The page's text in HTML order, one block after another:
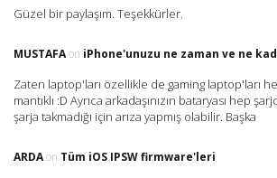
Güzel bir paylaşım. Teşekkürler.
MUSTAFAon iPhone'unuzu ne zaman ve ne
Zaten laptop'ları özellikle de gaming laptop'ları
mantıklı :D Ayrıca arkadaşınızın bataryası hep
şarja takmadığı için arıza yapmış olabilir. Başka
ARDAon Tüm iOS IPSW firmware'leri